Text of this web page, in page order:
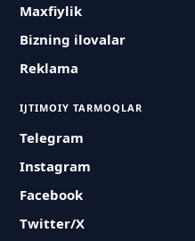
Maxfiylik
Bizning ilovalar
Reklama
IJTIMOIY TARMOQLAR
Telegram
Instagram
Facebook
Twitter/X